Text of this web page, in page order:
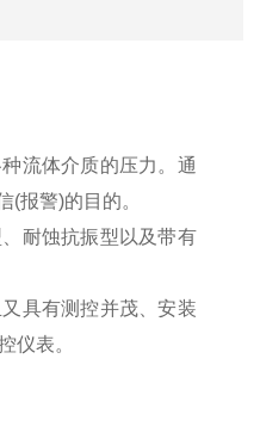
流体介质的压力。通
报警)的目的。
耐蚀抗振型以及带有
具有测控并茂、安装
仪表。